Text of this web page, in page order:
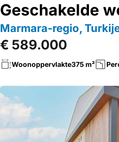
Geschakelde
Marmara-regio,
€ 589.000
Woonoppervlakte375 m²